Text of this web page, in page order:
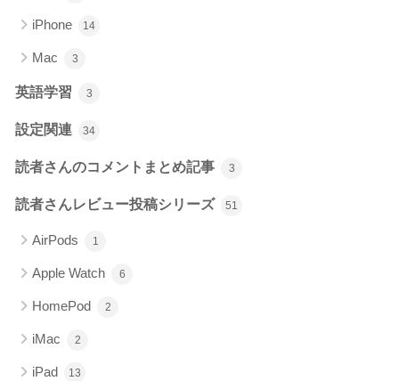
iPhone 14
Mac 3
英語学習 3
設定関連 34
読者さんのコメントまとめ記事 3
読者さんレビュー投稿シリーズ 51
AirPods 1
Apple Watch 6
HomePod 2
iMac 2
iPad 13